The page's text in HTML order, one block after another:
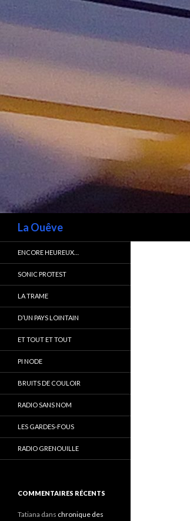
La Ouêve
ENCORE HEUREUX…
SONIC PROTEST
LA TRAME
D’UN PAYS LOINTAIN
ET TOUT ET TOUT
PI NODE
BRUITS DE COULOIR
RADIO SANS NOM
LES GARDES-FOUS
RADIO GRENOUILLE
COMMENTAIRES RÉCENTS
Tatiana dans chronique des